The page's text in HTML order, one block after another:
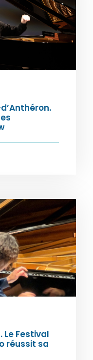
Le Festival
réussit sa